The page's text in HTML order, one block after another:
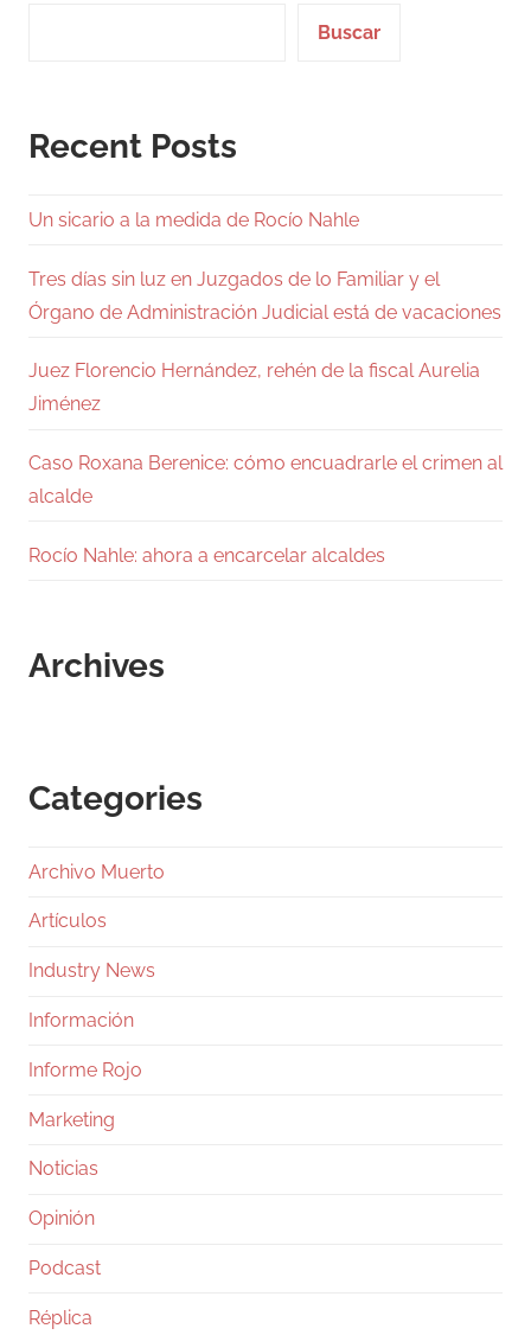
Buscar
Recent Posts
Un sicario a la medida de Rocío Nahle
Tres días sin luz en Juzgados de lo Familiar y el
Órgano de Administración Judicial está de vacaciones
Juez Florencio Hernández, rehén de la fiscal Aurelia
Jiménez
Caso Roxana Berenice: cómo encuadrarle el crimen al
alcalde
Rocío Nahle: ahora a encarcelar alcaldes
Archives
Categories
Archivo Muerto
Artículos
Industry News
Información
Informe Rojo
Marketing
Noticias
Opinión
Podcast
Réplica